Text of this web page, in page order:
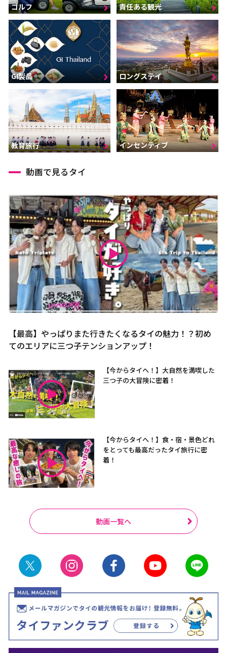
ゴルフ 責任ある観光
GI製品 ロングステイ
教育旅行 インセンティブ
動画で見るタイ
【最高】やっぱりまた行きたくなるタイの魅力！？初め
てのエリアに三つ子テンションアップ！
【今からタイへ！】大自然を満喫した
三つ子の大冒険に密着！
【今からタイへ！】食・宿・景色どれ
をとっても最高だったタイ旅行に密
着！
動画一覧へ